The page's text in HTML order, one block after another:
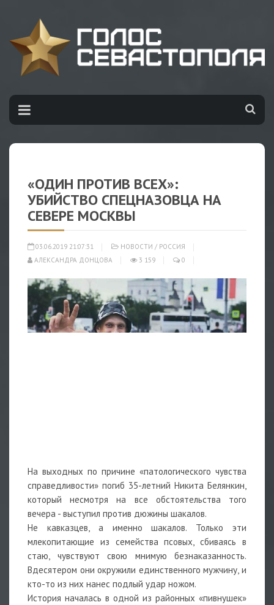
«ОДИН ПРОТИВ ВСЕХ»:
УБИЙСТВО СПЕЦНАЗОВЦА НА
СЕВЕРЕ МОСКВЫ
03.06.2019 21:07:31 НОВОСТИ / РОССИЯ
АЛЕКСАНДРА ДОНЦОВА
3 159 0
На выходных по причине «патологического чувства
справедливости» погиб 35-летний Никита Белянкин,
который несмотря на все обстоятельства того
вечера - выступил против дюжины шакалов.
Не кавказцев, а именно шакалов. Только эти
млекопитающие из семейства псовых, сбиваясь в
стаю, чувствуют свою мнимую безнаказанность.
Вдесятером они окружили единственного мужчину, и
кто-то из них нанес подлый удар ножом.
История началась в одной из районных «пивнушек»